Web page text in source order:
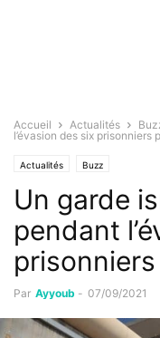
Accueil Actualités
l’évasion des six prisonniers
Actualités Buzz
Un garde
pendant
Par Ayyoub - 07/09/2021